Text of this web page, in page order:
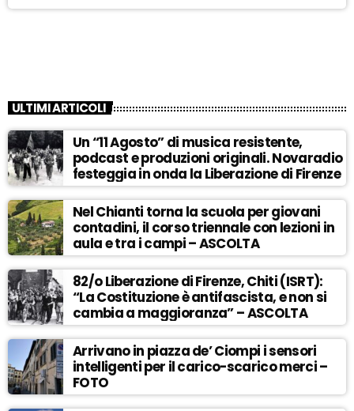
ULTIMI ARTICOLI
Un “11 Agosto” di musica resistente,
podcast e produzioni originali. Novaradio
festeggia in onda la Liberazione di Firenze
Nel Chianti torna la scuola per giovani
contadini, il corso triennale con lezioni in
aula e tra i campi – ASCOLTA
82/o Liberazione di Firenze, Chiti (ISRT):
“La Costituzione è antifascista, e non si
cambia a maggioranza” – ASCOLTA
Arrivano in piazza de’ Ciompi i sensori
intelligenti per il carico-scarico merci –
FOTO